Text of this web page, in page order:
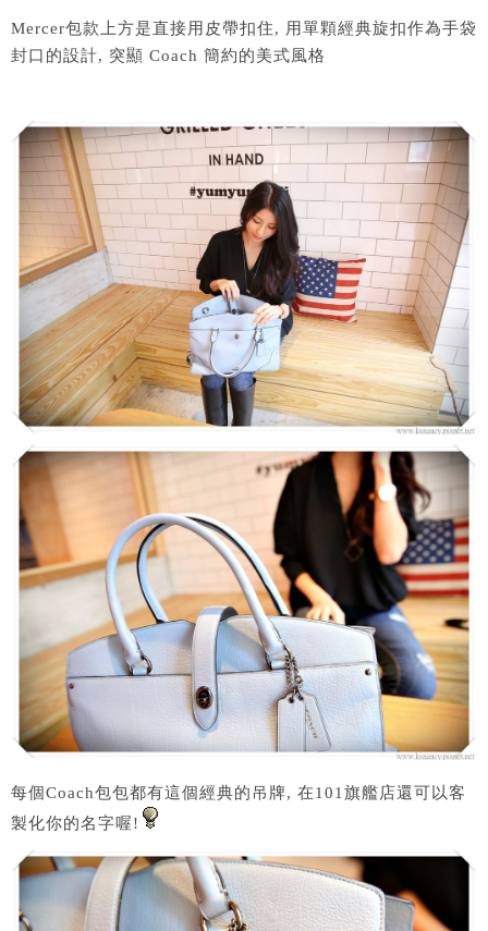
Mercer包款上方是直接用皮帶扣住, 用單顆經典旋扣作為手袋
封口的設計, 突顯 Coach 簡約的美式風格
每個Coach包包都有這個經典的吊牌, 在101旗艦店還可以客
製化你的名字喔!